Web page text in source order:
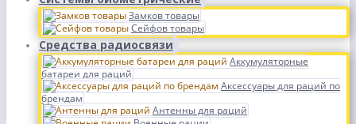
Замков товары
Сейфов товары
Средства радиосвязи
Аккумуляторные
батареи для раций
Аксессуары для раций по
брендам
Антенны для раций